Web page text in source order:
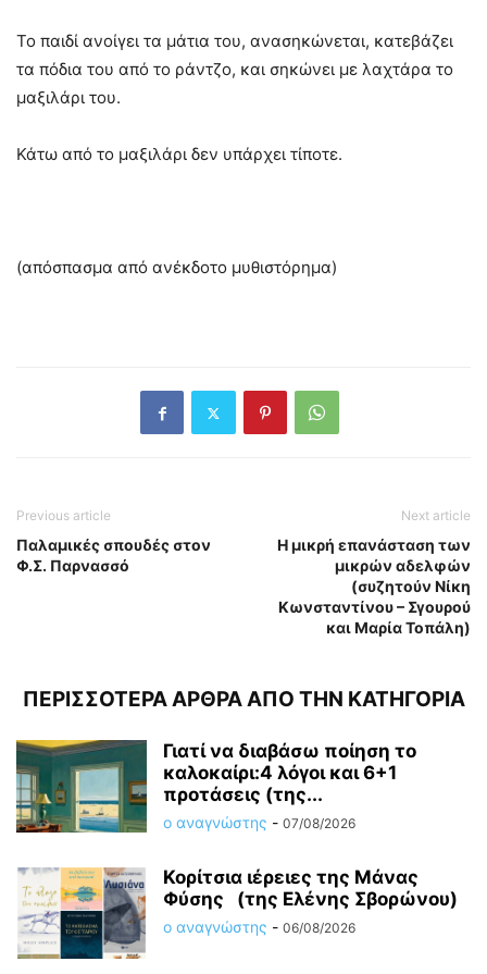
Το παιδί ανοίγει τα μάτια του, ανασηκώνεται, κατεβάζει
τα πόδια του από το ράντζο, και σηκώνει με λαχτάρα το
μαξιλάρι του.
Κάτω από το μαξιλάρι δεν υπάρχει τίποτε.
(απόσπασμα από ανέκδοτο μυθιστόρημα)
Previous article
Παλαμικές σπουδές στον
Φ.Σ. Παρνασσό
Next article
Η μικρή επανάσταση των
μικρών αδελφών
(συζητούν Νίκη
Κωνσταντίνου – Σγουρού
και Μαρία Τοπάλη)
ΠΕΡΙΣΣΟΤΕΡΑ ΑΡΘΡΑ ΑΠΟ ΤΗΝ ΚΑΤΗΓΟΡΙΑ
Γιατί να διαβάσω ποίηση το
καλοκαίρι:4 λόγοι και 6+1
προτάσεις (της...
ο αναγνώστης - 07/08/2026
Κορίτσια ιέρειες της Μάνας
Φύσης (της Ελένης Σβορώνου)
ο αναγνώστης - 06/08/2026